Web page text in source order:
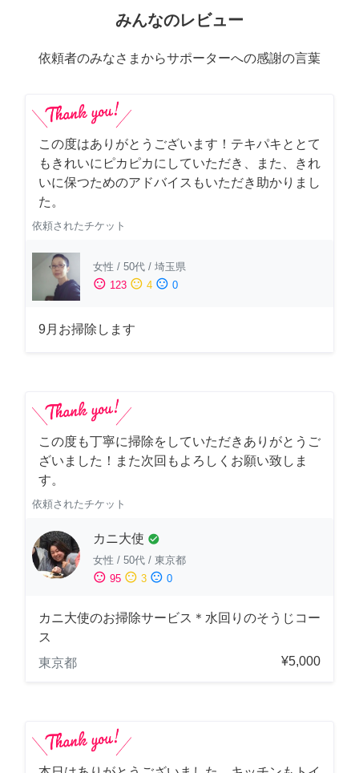
みんなのレビュー
依頼者のみなさまからサポーターへの感謝の言葉
この度はありがとうございます！テキパキととて
もきれいにピカピカにしていただき、また、きれ
いに保つためのアドバイスもいただき助かりまし
た。
依頼されたチケット
女性 / 50代 / 埼玉県
sentiment_satisfied 123 sentiment_neutral 4 sentiment_dissatisfied 0
9月お掃除します
この度も丁寧に掃除をしていただきありがとうご
ざいました！また次回もよろしくお願い致しま
す。
依頼されたチケット
カニ大使 check_circle
女性 / 50代 / 東京都
sentiment_satisfied 95 sentiment_neutral 3 sentiment_dissatisfied 0
カニ大使のお掃除サービス＊水回りのそうじコー
ス
東京都
¥5,000